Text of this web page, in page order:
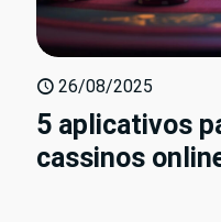
26/08/2025
5 aplicativos
cassinos